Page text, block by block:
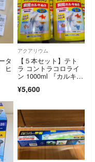
タ
ヒ
アクアリウム
【５本セット】テト
ラ コントラコロライ
ン 1000ml 『カルキぬ
¥5,600